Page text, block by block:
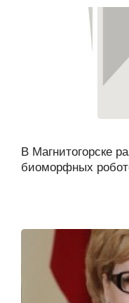
В Магнитогорске
биоморфных